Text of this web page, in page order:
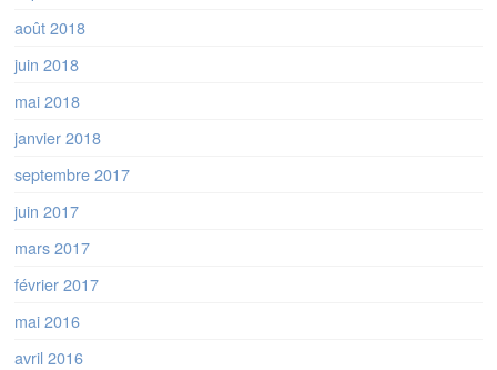
août 2018
juin 2018
mai 2018
janvier 2018
septembre 2017
juin 2017
mars 2017
février 2017
mai 2016
avril 2016